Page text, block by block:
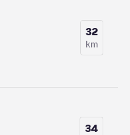
32
km
34